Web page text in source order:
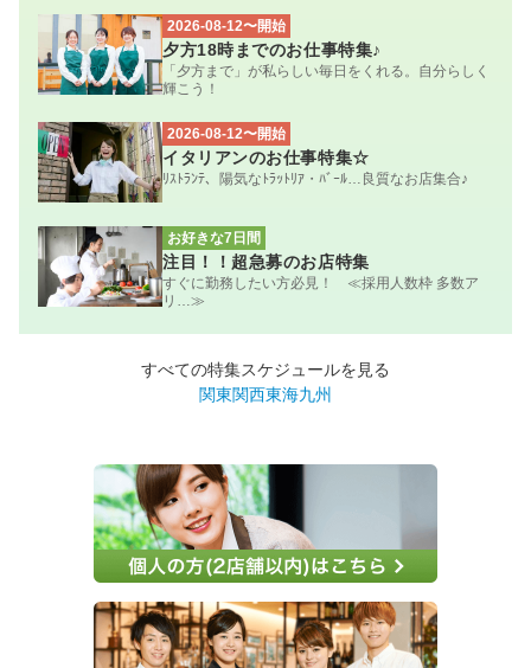
2026-08-12〜開始
夕方18時までのお仕事特集♪
「夕方まで」が私らしい毎日をくれる。自分らしく
輝こう！
2026-08-12〜開始
イタリアンのお仕事特集☆
ﾘｽﾄﾗﾝﾃ、陽気なﾄﾗｯﾄﾘｱ・ﾊﾞｰﾙ…良質なお店集合♪
お好きな7日間
注目！！超急募のお店特集
すぐに勤務したい方必見！ ≪採用人数枠 多数ア
リ…≫
すべての特集スケジュールを見る
関東関西東海九州